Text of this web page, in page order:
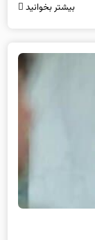
بیشتر بخوانید